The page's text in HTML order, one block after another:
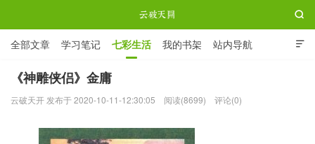

全部文章 学习笔记 七彩生活 我的书架 站内导航
ABOUT ME

《神雕侠侣》金庸
云破天开 发布于 2020-10-11-12:30:05 阅读(8699) 评论(0)